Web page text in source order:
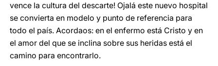
vence la cultura del descarte! Ojalá este nuevo hospital
se convierta en modelo y punto de referencia para
todo el país. Acordaos: en el enfermo está Cristo y en
el amor del que se inclina sobre sus heridas está el
camino para encontrarlo.